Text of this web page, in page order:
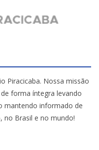
Piracicaba. Nossa missão
forma íntegra levando
mantendo informado de
no Brasil e no mundo!